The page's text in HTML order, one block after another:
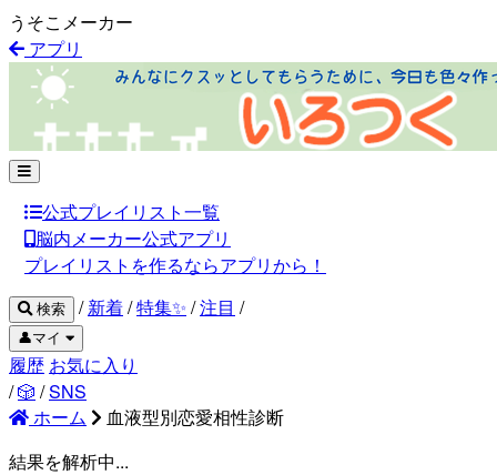
うそこメーカー
アプリ
公式プレイリスト一覧
脳内メーカー公式アプリ
プレイリストを作るならアプリから！
検索 / 新着/特集✨ /注目 /
👤マイ
履歴 お気に入り
/🎲 /SNS
ホーム
血液型別恋愛相性診断
結果を解析中...